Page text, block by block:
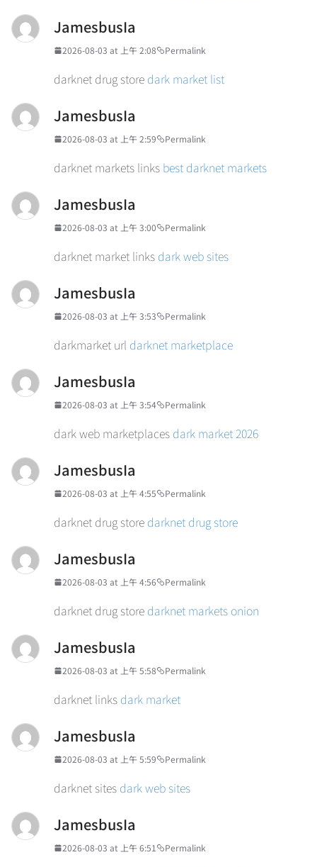
JamesbusIa
2026-08-03 at 上午 2:08 Permalink
darknet drug store dark market list
JamesbusIa
2026-08-03 at 上午 2:59 Permalink
darknet markets links best darknet markets
JamesbusIa
2026-08-03 at 上午 3:00 Permalink
darknet market links dark web sites
JamesbusIa
2026-08-03 at 上午 3:53 Permalink
darkmarket url darknet marketplace
JamesbusIa
2026-08-03 at 上午 3:54 Permalink
dark web marketplaces dark market 2026
JamesbusIa
2026-08-03 at 上午 4:55 Permalink
darknet drug store darknet drug store
JamesbusIa
2026-08-03 at 上午 4:56 Permalink
darknet drug store darknet markets onion
JamesbusIa
2026-08-03 at 上午 5:58 Permalink
darknet links dark market
JamesbusIa
2026-08-03 at 上午 5:59 Permalink
darknet sites dark web sites
JamesbusIa
2026-08-03 at 上午 6:51 Permalink